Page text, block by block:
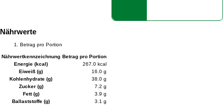
Nährwerte
Betrag pro Portion
Nährwertkennzeichnung Betrag pro Portion
Energie (kcal)
267.0 kcal
Eiweiß (g)
16.0 g
Kohlenhydrate (g)
38.0 g
Zucker (g)
7.2 g
Fett (g)
3.9 g
Ballaststoffe (g)
3.1 g